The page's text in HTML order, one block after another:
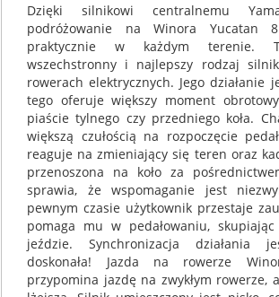
Dzięki silnikowi centralnemu
podróżowanie na Winora Yucatan
praktycznie w każdym terenie.
wszechstronny i najlepszy rodzaj
rowerach elektrycznych. Jego działanie
tego oferuje większy moment
piaście tylnego czy przedniego koła.
większą czułością na rozpoczęcie
reaguje na zmieniający się teren oraz
przenoszona na koło za
sprawia, że wspomaganie jest
pewnym czasie użytkownik przestaje
pomaga mu w pedałowaniu,
jeździe. Synchronizacja działania
doskonała! Jazda na rowerze
przypomina jazdę na zwykłym rowerze,